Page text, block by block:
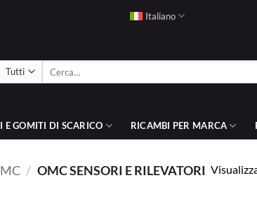
Italiano
E GOMITI DI SCARICO RICAMBI PER MARCA
/ OMC SENSORI E RILEVATORI